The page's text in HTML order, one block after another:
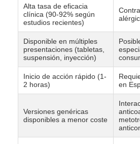
Alta tasa de eficacia
clínica (90-92% según
estudios recientes)
Disponible en múltiples
presentaciones (tabletas,
suspensión, inyección)
Inicio de acción rápido (1-
2 horas)
en
Versiones genéricas
disponibles a menor coste